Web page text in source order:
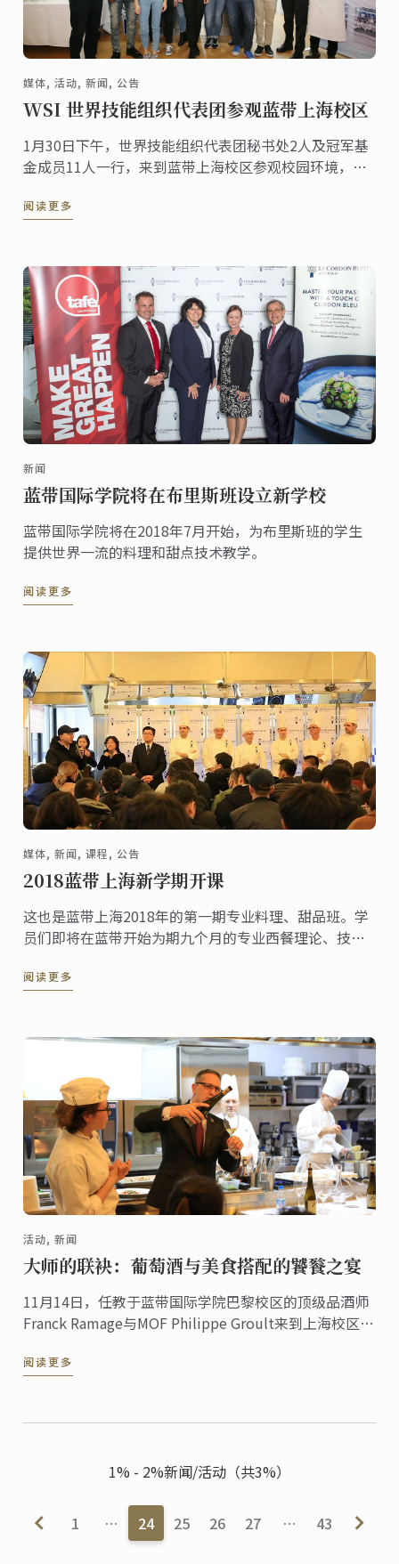
媒体, 活动, 新闻, 公告
WSI 世界技能组织代表团参观蓝带上海校区
1月30日下午，世界技能组织代表团秘书处2人及冠军基
金成员11人一行，来到蓝带上海校区参观校园环境，包
间，上海蓝带厨艺职业技能培训学校校长李小华先生、
阅读更多
新闻
蓝带国际学院将在布里斯班设立新学校
蓝带国际学院将在2018年7月开始，为布里斯班的学生
提供世界一流的料理和甜点技术教学。
阅读更多
媒体, 新闻, 课程, 公告
2018蓝带上海新学期开课
这也是蓝带上海2018年的第一期专业料理、甜品班。学
员们即将在蓝带开始为期九个月的专业西餐理论、技巧
的是蓝带上海的专业Chef团队，也是未来九个月陪伴学
阅读更多
活动, 新闻
大师的联袂：葡萄酒与美食搭配的饕餮之宴
11月14日，任教于蓝带国际学院巴黎校区的顶级品酒师
Franck Ramage与MOF Philippe Groult来到上海校区参
同上海校区Chef Philippe ...
阅读更多
1% - 2%新闻/活动（共3%）
1 … 24 25 26 27 … 43